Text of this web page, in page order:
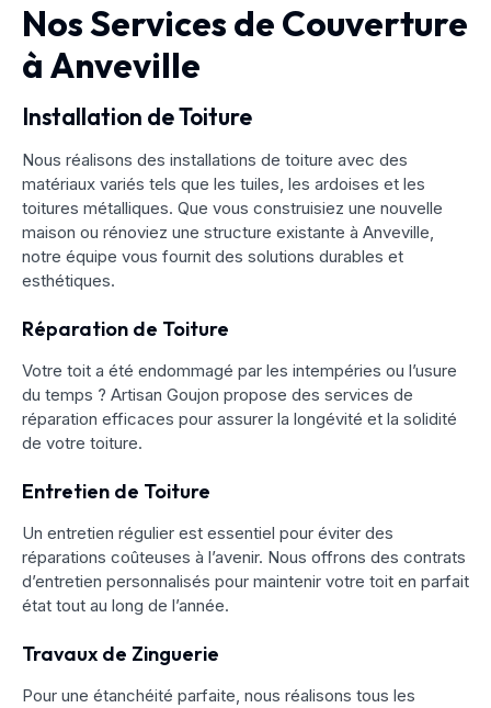
Nos Services de Couverture
à Anveville
Installation de Toiture
Nous réalisons des installations de toiture avec des
matériaux variés tels que les tuiles, les ardoises et les
toitures métalliques. Que vous construisiez une nouvelle
maison ou rénoviez une structure existante à Anveville,
notre équipe vous fournit des solutions durables et
esthétiques.
Réparation de Toiture
Votre toit a été endommagé par les intempéries ou l’usure
du temps ? Artisan Goujon propose des services de
réparation efficaces pour assurer la longévité et la solidité
de votre toiture.
Entretien de Toiture
Un entretien régulier est essentiel pour éviter des
réparations coûteuses à l’avenir. Nous offrons des contrats
d’entretien personnalisés pour maintenir votre toit en parfait
état tout au long de l’année.
Travaux de Zinguerie
Pour une étanchéité parfaite, nous réalisons tous les